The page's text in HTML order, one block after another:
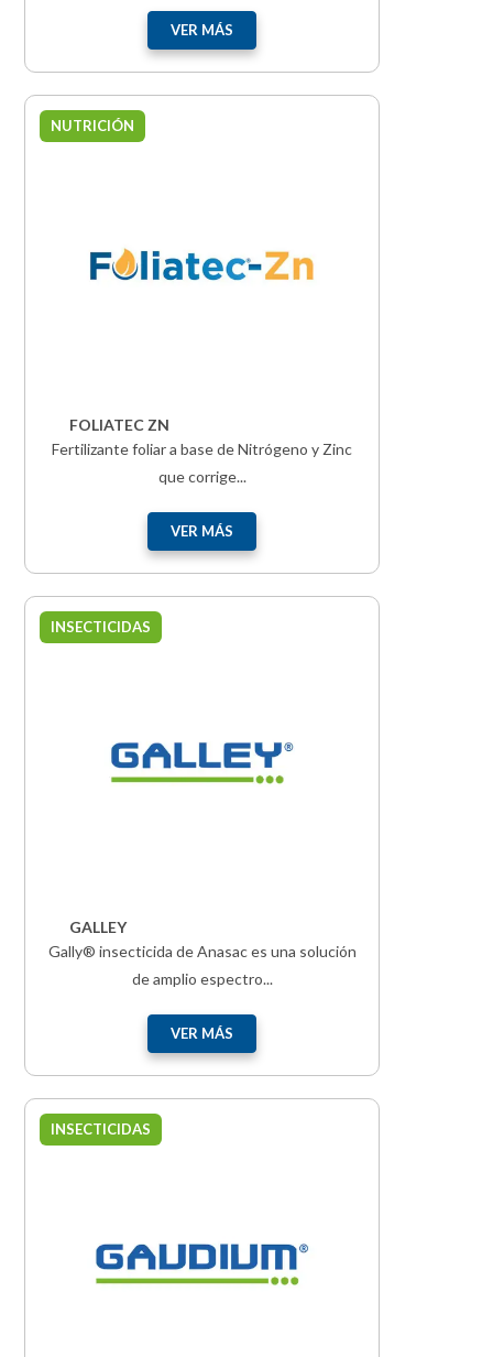
VER MÁS
NUTRICIÓN
FOLIATEC ZN
Fertilizante foliar a base de Nitrógeno y Zinc
que corrige...
VER MÁS
INSECTICIDAS
GALLEY
Gally® insecticida de Anasac es una solución
de amplio espectro...
VER MÁS
INSECTICIDAS